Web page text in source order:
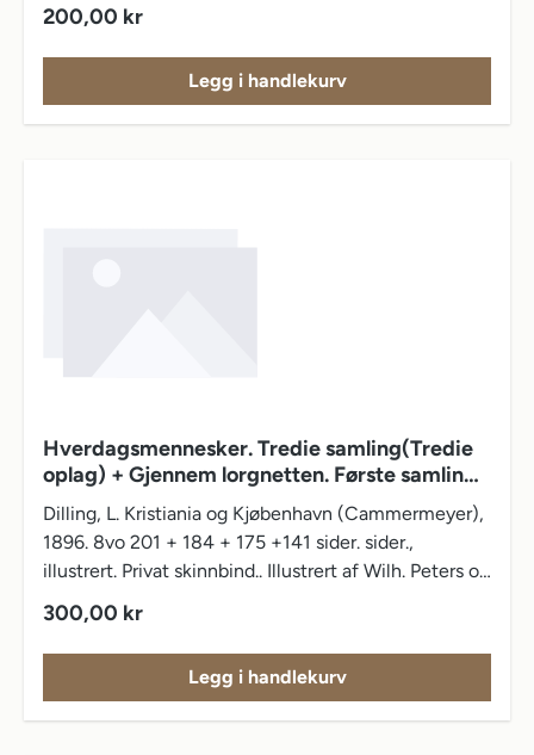
Vanlig pris:
200,00 kr
Legg i handlekurv
Hverdagsmennesker. Tredie samling(Tredie
oplag) + Gjennem lorgnetten. Første samling
(3. oplag) , Anden samling (2. oplag) og
Tredie samling (2. oplag)
Dilling, L. Kristiania og Kjøbenhavn (Cammermeyer),
1896. 8vo 201 + 184 + 175 +141 sider. sider.,
illustrert. Privat skinnbind.. Illustrert af Wilh. Peters og
Vanlig pris:
300,00 kr
Legg i handlekurv